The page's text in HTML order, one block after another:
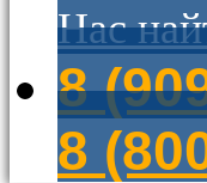
Нас
8
8